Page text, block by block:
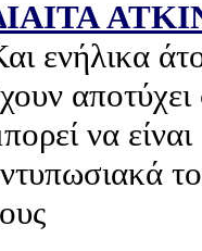
ενήλικα
να